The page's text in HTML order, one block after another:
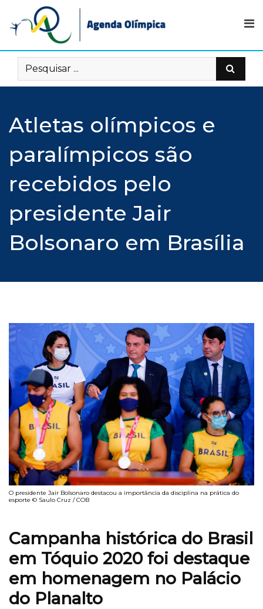
content
Atletas olímpicos e
paralímpicos são
recebidos pelo
presidente Jair
Bolsonaro em Brasília
O presidente Jair Bolsonaro destacou a importância da disciplina na prática do
esporte © Saulo Cruz / COB
Campanha histórica do Brasil
em Tóquio 2020 foi destaque
em homenagem no Palácio
do Planalto